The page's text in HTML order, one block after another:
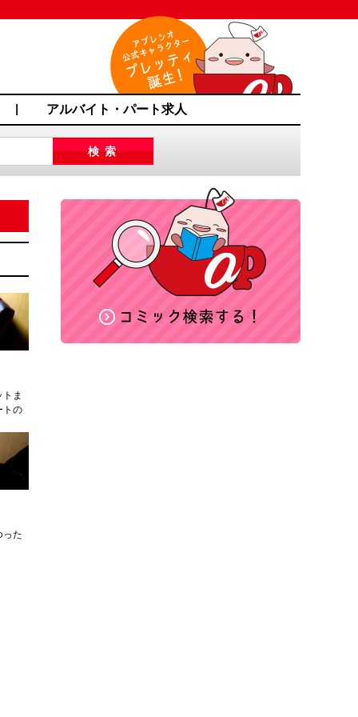
アルバイト・パート求人
ま
トの
った